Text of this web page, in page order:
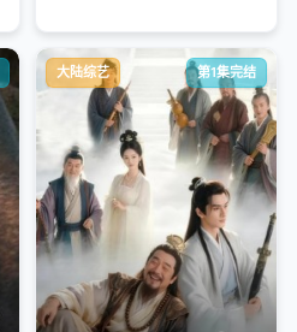
大陆综艺 第1集完结